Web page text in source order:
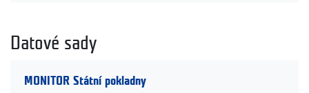
Datové sady
MONITOR Státní pokladny